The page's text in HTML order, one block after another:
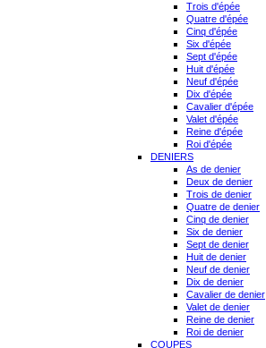
Trois d'épée
Quatre d'épée
Cinq d'épée
Six d'épée
Sept d'épée
Huit d'épée
Neuf d'épée
Dix d'épée
Cavalier d'épée
Valet d'épée
Reine d'épée
Roi d'épée
DENIERS
As de denier
Deux de denier
Trois de denier
Quatre de denier
Cinq de denier
Six de denier
Sept de denier
Huit de denier
Neuf de denier
Dix de denier
Cavalier de denier
Valet de denier
Reine de denier
Roi de denier
COUPES